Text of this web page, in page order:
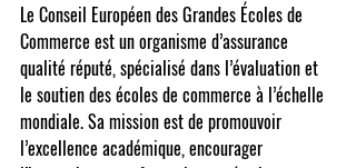
Le Conseil Européen des Grandes Écoles de
Commerce est un organisme d’assurance
qualité réputé, spécialisé dans l’évaluation et
le soutien des écoles de commerce à l’échelle
mondiale. Sa mission est de promouvoir
l’excellence académique, encourager